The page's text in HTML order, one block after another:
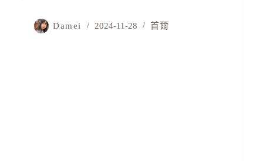
Damei 2024-11-28 首爾